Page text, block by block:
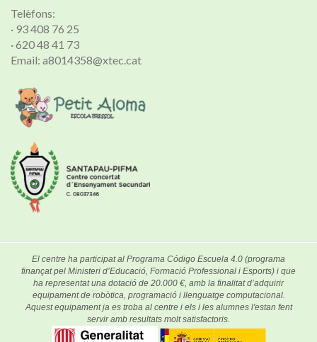
Telèfons:
· 93 408 76 25
· 620 48 41 73
Email: a8014358@xtec.cat
El centre ha participat al Programa Código Escuela 4.0 (programa
finançat pel Ministeri d’Educació, Formació Professional i Esports) i que
ha representat una dotació de 20.000 €, amb la finalitat d’adquirir
equipament de robòtica, programació i llenguatge computacional.
Aquest equipament ja es troba al centre i els i les alumnes l'estan fent
servir amb resultats molt satisfactoris.